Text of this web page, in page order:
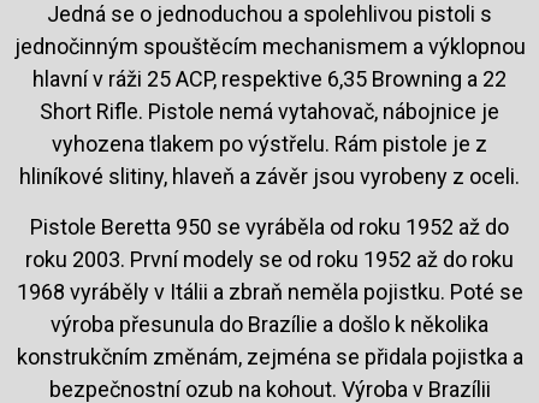
Jedná se o jednoduchou a spolehlivou pistoli s
jednočinným spouštěcím mechanismem a výklopnou
hlavní v ráži 25 ACP, respektive 6,35 Browning a 22
Short Rifle. Pistole nemá vytahovač, nábojnice je
vyhozena tlakem po výstřelu. Rám pistole je z
hliníkové slitiny, hlaveň a závěr jsou vyrobeny z oceli.
Pistole Beretta 950 se vyráběla od roku 1952 až do
roku 2003. První modely se od roku 1952 až do roku
1968 vyráběly v Itálii a zbraň neměla pojistku. Poté se
výroba přesunula do Brazílie a došlo k několika
konstrukčním změnám, zejména se přidala pojistka a
bezpečnostní ozub na kohout. Výroba v Brazílii